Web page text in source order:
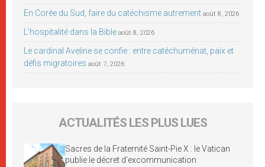
En Corée du Sud, faire du catéchisme autrement août 8, 2026
L’hospitalité dans la Bible août 8, 2026
Le cardinal Aveline se confie : entre catéchuménat, paix et
défis migratoires août 7, 2026
ACTUALITÉS LES PLUS LUES
Sacres de la Fraternité Saint-Pie X : le Vatican
publie le décret d’excommunication